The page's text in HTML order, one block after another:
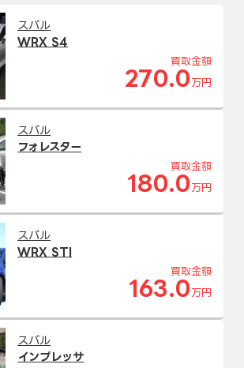
スバル
WRX S4
買取金額
270.0 万円
スバル
フォレスター
買取金額
180.0 万円
スバル
WRX STI
買取金額
163.0 万円
スバル
インプレッサ